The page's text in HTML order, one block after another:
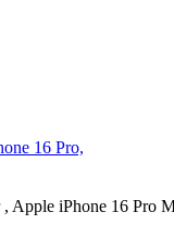
16 Pro,
iPhone 16 Pro